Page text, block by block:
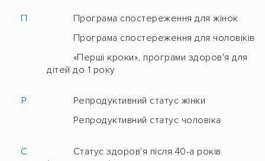
П
Програма спостереження для жінок
Програма спостереження для чоловіків
«Перші кроки», програми здоров'я для
дітей до 1 року
Р
Репродуктивний статус жінки
Репродуктивний статус чоловіка
С
Статус здоров'я після 40-а років